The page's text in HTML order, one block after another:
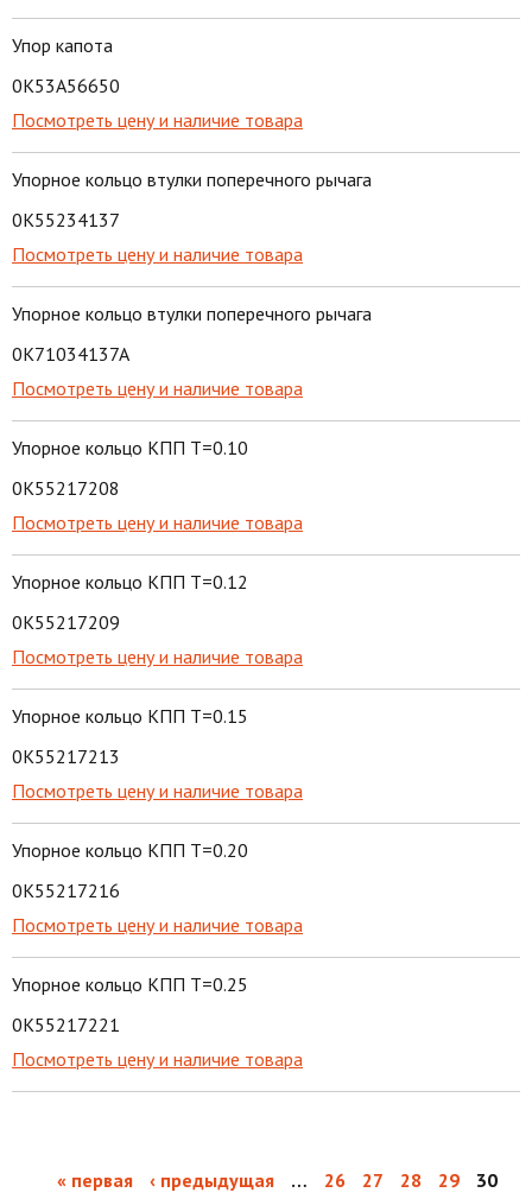
Упор капота
0K53A56650
Посмотреть цену и наличие товара
Упорное кольцо втулки поперечного рычага
0K55234137
Посмотреть цену и наличие товара
Упорное кольцо втулки поперечного рычага
0K71034137A
Посмотреть цену и наличие товара
Упорное кольцо КПП T=0.10
0K55217208
Посмотреть цену и наличие товара
Упорное кольцо КПП T=0.12
0K55217209
Посмотреть цену и наличие товара
Упорное кольцо КПП T=0.15
0K55217213
Посмотреть цену и наличие товара
Упорное кольцо КПП T=0.20
0K55217216
Посмотреть цену и наличие товара
Упорное кольцо КПП T=0.25
0K55217221
Посмотреть цену и наличие товара
« первая ‹ предыдущая … 26 27 28 29 30